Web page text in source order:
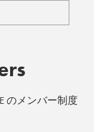
のメンバー制度